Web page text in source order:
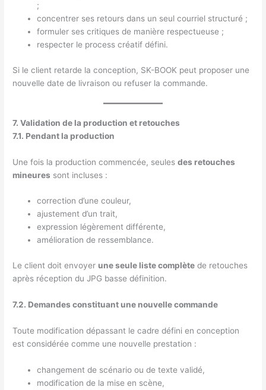
;
concentrer ses retours dans un seul courriel structuré ;
formuler ses critiques de manière respectueuse ;
respecter le process créatif défini.
Si le client retarde la conception, SK-BOOK peut proposer une
nouvelle date de livraison ou refuser la commande.
7. Validation de la production et retouches
7.1. Pendant la production
Une fois la production commencée, seulesdes retouches
mineures sont incluses :
correction d’une couleur,
ajustement d’un trait,
expression légèrement différente,
amélioration de ressemblance.
Le client doit envoyer une seule liste complète de retouches
après réception du JPG basse définition.
7.2. Demandes constituant une nouvelle commande
Toute modification dépassant le cadre défini en conception
est considérée comme une nouvelle prestation :
changement de scénario ou de texte validé,
modification de la mise en scène,